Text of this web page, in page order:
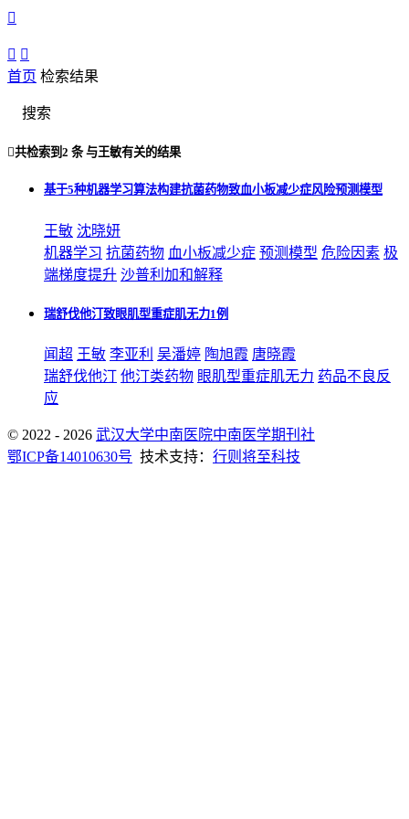

 
首页 检索结果
搜索
共检索到 2 条与王敏有关的结果
基于5种机器学习算法构建抗菌药物致血小板减少症风险预测模型
王敏 沈晓妍
机器学习 抗菌药物 血小板减少症 预测模型 危险因素 极
端梯度提升 沙普利加和解释
瑞舒伐他汀致眼肌型重症肌无力1例
闻超 王敏 李亚利 吴潘婷 陶旭霞 唐晓霞
瑞舒伐他汀 他汀类药物 眼肌型重症肌无力 药品不良反
应
© 2022 - 2026 武汉大学中南医院中南医学期刊社
鄂ICP备14010630号 技术支持： 行则将至科技